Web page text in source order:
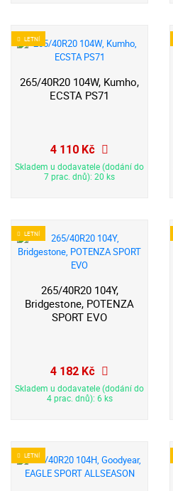
LETNÍ
265/40R20 104W, Kumho,
ECSTA PS71
4 110 Kč
Skladem u dodavatele (dodání do
7 prac. dnů): 20 ks
LETNÍ
265/40R20 104Y,
Bridgestone, POTENZA
SPORT EVO
4 182 Kč
Skladem u dodavatele (dodání do
4 prac. dnů): 6 ks
LETNÍ